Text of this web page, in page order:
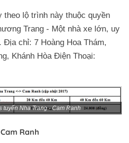
theo lộ trình này thuộc quyền
Trang - Một nhà xe lớn, uy
Địa chỉ: 7 Hoàng Hoa Thám,
Khánh Hòa Điện Thoại:
tuyến Nha Trang - Cam Ranh
Ranh